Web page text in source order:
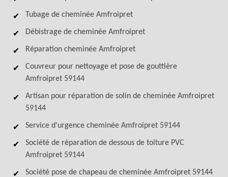
Tubage de cheminée Amfroipret
Débistrage de cheminée Amfroipret
Réparation cheminée Amfroipret
Couvreur pour nettoyage et pose de gouttière
Amfroipret 59144
Artisan pour réparation de solin de cheminée Amfroipret
59144
Service d'urgence cheminée Amfroipret 59144
Société de réparation de dessous de toiture PVC
Amfroipret 59144
Société pose de chapeau de cheminée Amfroipret 59144